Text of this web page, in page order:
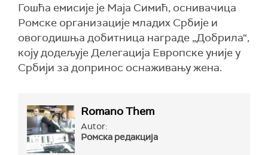
Гошћа емисије је Маја Симић, оснивачица
Ромске организације младих Србије и
овогодишња добитница награде „Добрила“,
коју додељује Делегација Европске уније у
Србији за допринос оснаживању жена.
Romano Them
Autor:
Ромска редакција